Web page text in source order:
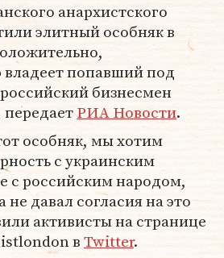
анархистского
элитный особняк в
попавший под
бизнесмен
передаетРИА Новости.
особняк, мы хотим
с украинским
с российским народом,
давал согласия на это
активисты на странице
вTwitter.